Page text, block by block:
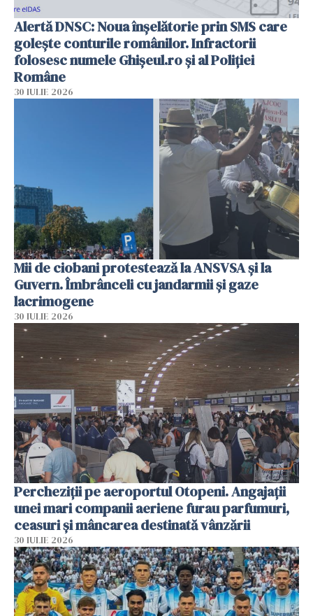
Alertă DNSC: Noua înșelătorie prin SMS care
golește conturile românilor. Infractorii
folosesc numele Ghișeul.ro și al Poliției
Române
30 IULIE 2026
Mii de ciobani protestează la ANSVSA și la
Guvern. Îmbrânceli cu jandarmii și gaze
lacrimogene
30 IULIE 2026
Percheziții pe aeroportul Otopeni. Angajații
unei mari companii aeriene furau parfumuri,
ceasuri și mâncarea destinată vânzării
30 IULIE 2026